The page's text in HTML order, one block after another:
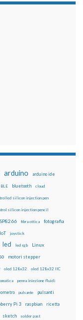
arduino arduino ide
BLE bluetooth cloud
silicon injection pen
silicon injection pencil
fibra ottica fotografia
IoT joystick
led led rgb Linux
motori stepper
oled 128x32 oled 128x32 IIC
penna iniezione fluidi
pulsante pulsanti
Pi 3 raspbian ricetta
sketch solder past